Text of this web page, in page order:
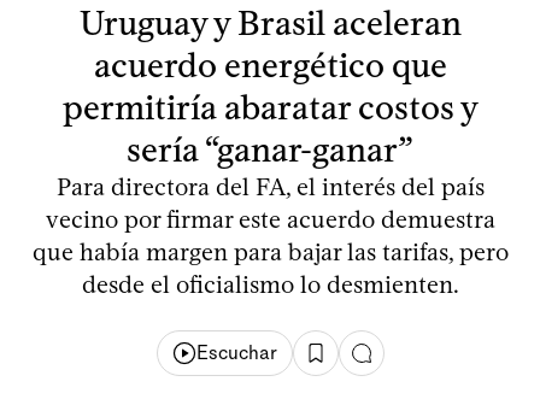
Uruguay y Brasil aceleran
acuerdo energético que
permitiría abaratar costos y
sería “ganar-ganar”
Para directora del FA, el interés del país
vecino por firmar este acuerdo demuestra
que había margen para bajar las tarifas, pero
desde el oficialismo lo desmienten.
Escuchar